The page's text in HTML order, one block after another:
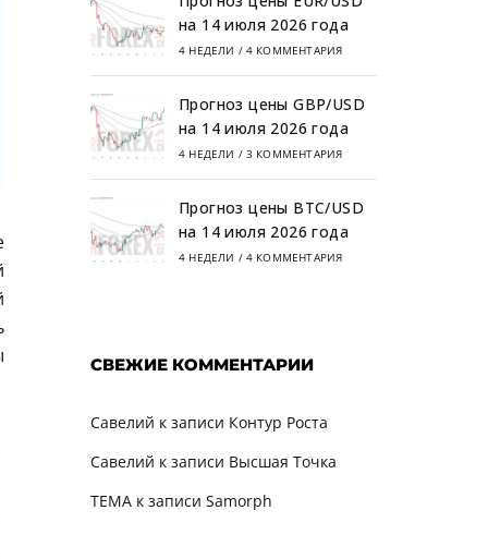
на 14 июля 2026 года
4 НЕДЕЛИ / 4 КОММЕНТАРИЯ
Прогноз цены GBP/USD
на 14 июля 2026 года
4 НЕДЕЛИ / 3 КОММЕНТАРИЯ
Прогноз цены BTC/USD
на 14 июля 2026 года
4 НЕДЕЛИ / 4 КОММЕНТАРИЯ
СВЕЖИЕ КОММЕНТАРИИ
Савелий к записи Контур Роста
Савелий к записи Высшая Точка
TEMAк записи Samorph